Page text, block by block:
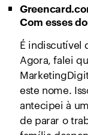
Com esses
É indiscutível
Agora, falei
este nome.
antecipei à
de parar o